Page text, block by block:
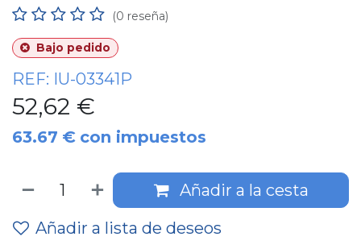
(0 reseña)
Bajo pedido
REF: IU-03341P
52,62 €
63.67 € con impuestos
Añadir a la cesta
Añadir a lista de deseos